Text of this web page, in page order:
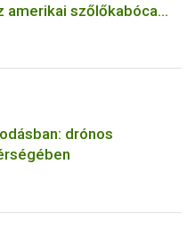
amerikai szőlőkabóca
drónos